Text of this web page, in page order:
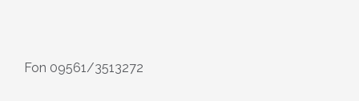
Fon 09561/3513272